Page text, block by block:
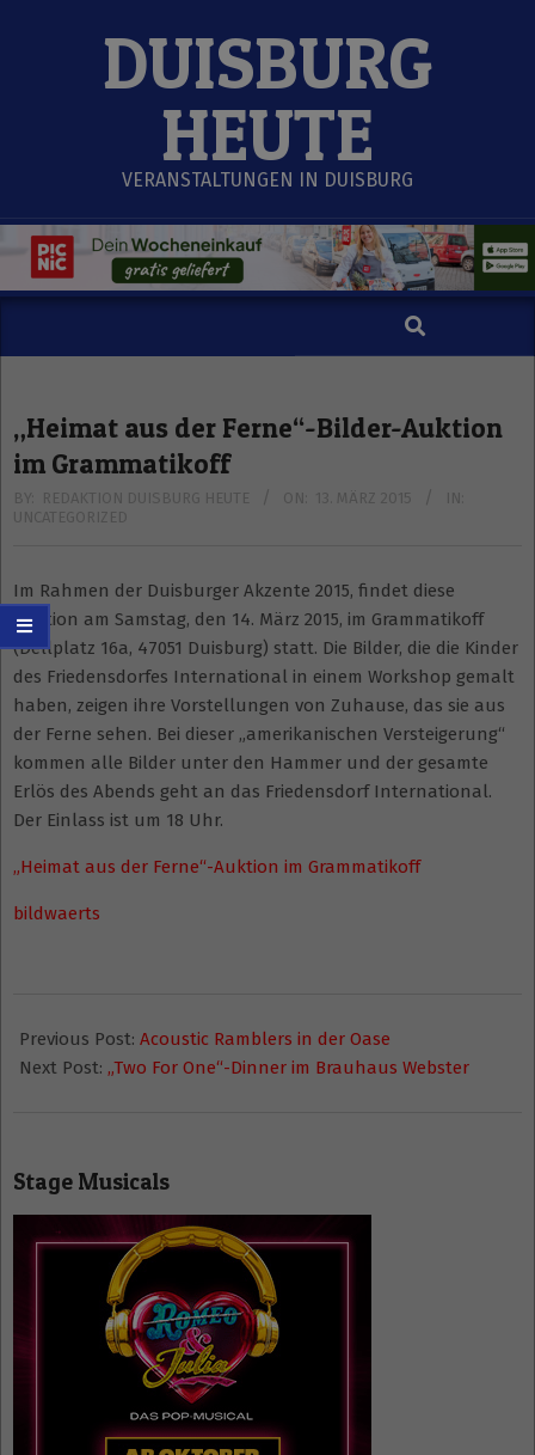
DUISBURG
HEUTE
VERANSTALTUNGEN IN DUISBURG
Search
„Heimat aus der Ferne“-Bilder-Auktion
im Grammatikoff
BY: REDAKTION DUISBURG HEUTE ON: 13. MÄRZ 2015
IN:
UNCATEGORIZED
Im Rahmen der Duisburger Akzente 2015, findet diese
Auktion am Samstag, den 14. März 2015, im Grammatikoff
(Dellplatz 16a, 47051 Duisburg) statt. Die Bilder, die die Kinder
des Friedensdorfes International in einem Workshop gemalt
haben, zeigen ihre Vorstellungen von Zuhause, das sie aus
der Ferne sehen. Bei dieser „amerikanischen Versteigerung“
kommen alle Bilder unter den Hammer und der gesamte
Erlös des Abends geht an das Friedensdorf International.
Der Einlass ist um 18 Uhr.
„Heimat aus der Ferne“-Auktion im Grammatikoff
bildwaerts
03-
13
Previous Post: Acoustic Ramblers in der Oase
Next Post: „Two For One“-Dinner im Brauhaus Webster
Stage Musicals